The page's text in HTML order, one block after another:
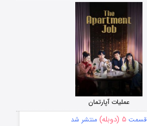
عملیات آپارتمان
قسمت ۵ (دوبله) منتشر شد